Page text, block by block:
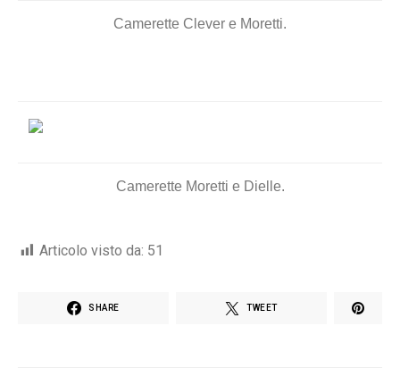
Camerette Clever e Moretti.
Camerette Moretti e Dielle.
Articolo visto da: 51
SHARE TWEET